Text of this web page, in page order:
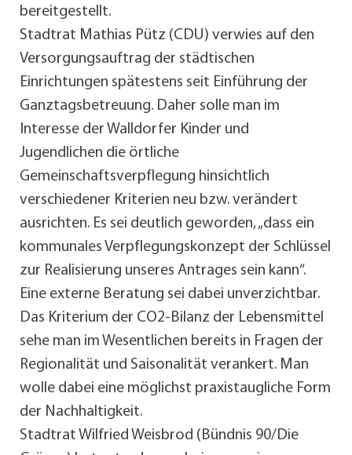
bereitgestellt.
Stadtrat Mathias Pütz (CDU) verwies auf den
Versorgungsauftrag der städtischen
Einrichtungen spätestens seit Einführung der
Ganztagsbetreuung. Daher solle man im
Interesse der Walldorfer Kinder und
Jugendlichen die örtliche
Gemeinschaftsverpflegung hinsichtlich
verschiedener Kriterien neu bzw. verändert
ausrichten. Es sei deutlich geworden, „dass ein
kommunales Verpflegungskonzept der Schlüssel
zur Realisierung unseres Antrages sein kann“.
Eine externe Beratung sei dabei unverzichtbar.
Das Kriterium der CO2-Bilanz der Lebensmittel
sehe man im Wesentlichen bereits in Fragen der
Regionalität und Saisonalität verankert. Man
wolle dabei eine möglichst praxistaugliche Form
der Nachhaltigkeit.
Stadtrat Wilfried Weisbrod (Bündnis 90/Die